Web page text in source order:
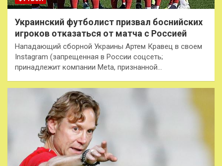
Украинский футболист призвал боснийских
игроков отказаться от матча с Россией
Нападающий сборной Украины Артем Кравец в своем
Instagram (запрещенная в России соцсеть;
принадлежит компании Meta, признанной…